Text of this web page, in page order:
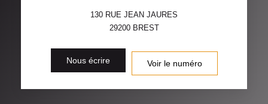
130 RUE JEAN JAURES
29200 BREST
Nous écrire Voir le numéro